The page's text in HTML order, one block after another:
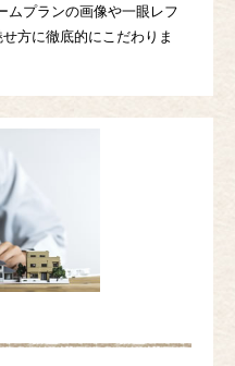
ムプランの画像や一眼レフ
方に徹底的にこだわりま